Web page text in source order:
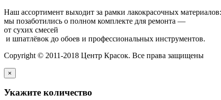
Наш ассортимент выходит за рамки лакокрасочных
мы позаботились о полном комплекте для ремонта —
от сухих смесей
и шпатлёвок до обоев и профессиональных инструментов.
Copyright © 2011-2018 Центр Красок. Все права защищены
×
Укажите количество